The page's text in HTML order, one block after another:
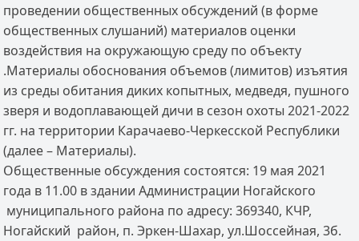
проведении общественных обсуждений (в форме
общественных слушаний) материалов оценки
воздействия на окружающую среду по объекту
.Материалы обоснования объемов (лимитов) изъятия
из среды обитания диких копытных, медведя, пушного
зверя и водоплавающей дичи в сезон охоты 2021-2022
гг. на территории Карачаево-Черкесской Республики
(далее – Материалы).
Общественные обсуждения состоятся: 19 мая 2021
года в 11.00 в здании Администрации Ногайского
муниципального района по адресу: 369340, КЧР,
Ногайский район, п. Эркен-Шахар, ул.Шоссейная, 3б.